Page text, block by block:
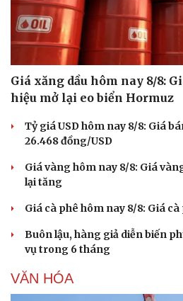
Văn hóa
Sân khấu - Điện ảnh
Văn học
Giá xăng dầu hôm nay 8/8:
hiệu mở lại eo biển Hormuz
Tỷ giá USD hôm nay 8/8: Giá
26.468 đồng/USD
Giá vàng hôm nay 8/8: Giá
lại tăng
Giá cà phê hôm nay 8/8: Giá
Buôn lậu, hàng giả diễn biến
vụ trong 6 tháng
VĂN HÓA